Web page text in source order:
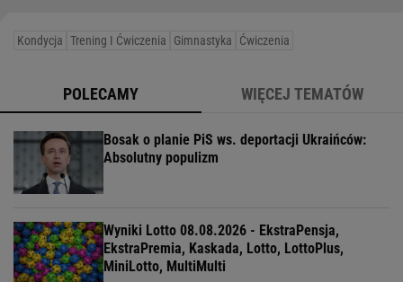
Kondycja Trening I Ćwiczenia Gimnastyka Ćwiczenia
POLECAMY WIĘCEJ TEMATÓW
Bosak o planie PiS ws. deportacji Ukraińców:
Absolutny populizm
Wyniki Lotto 08.08.2026 - EkstraPensja,
EkstraPremia, Kaskada, Lotto, LottoPlus,
MiniLotto, MultiMulti